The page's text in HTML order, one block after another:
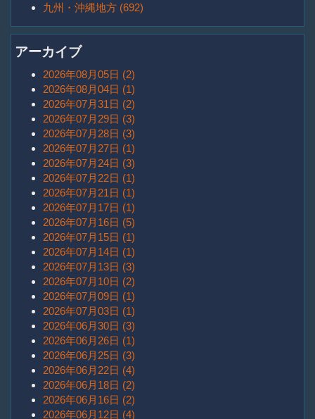
九州・沖縄地方 (692)
アーカイブ
2026年08月05日 (2)
2026年08月04日 (1)
2026年07月31日 (2)
2026年07月29日 (3)
2026年07月28日 (3)
2026年07月27日 (1)
2026年07月24日 (3)
2026年07月22日 (1)
2026年07月21日 (1)
2026年07月17日 (1)
2026年07月16日 (5)
2026年07月15日 (1)
2026年07月14日 (1)
2026年07月13日 (3)
2026年07月10日 (2)
2026年07月09日 (1)
2026年07月03日 (1)
2026年06月30日 (3)
2026年06月26日 (1)
2026年06月25日 (3)
2026年06月22日 (4)
2026年06月18日 (2)
2026年06月16日 (2)
2026年06月12日 (4)